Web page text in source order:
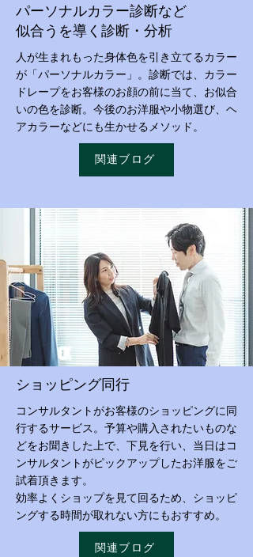
​パーソナルカラー診断など
​似合うを導く診断・分析
人が生まれもった身体色を引き立てるカラー
が「パーソナルカラー」。診断では、カラー
ドレープをお客様のお顔の前に当て、お似合
いの色を診断。今後のお洋服や小物選び、ヘ
アカラーなどにも生かせるメソッド。
関連ブログ
​ショッピング同行
コンサルタントがお客様のショッピングに同
行するサービス。 予算や購入されたいものな
どをお聞きした上で、下見を行い、当日はコ
ンサルタントがピックアップしたお洋服をご
試着頂きます。
効率よくショップを見て回るため、ショッピ
ングする時間が取れない方にもおすすめ。
関連ブログ